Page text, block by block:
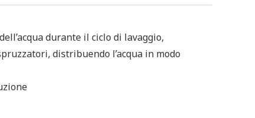
durante il ciclo di lavaggio,
distribuendo l’acqua in modo